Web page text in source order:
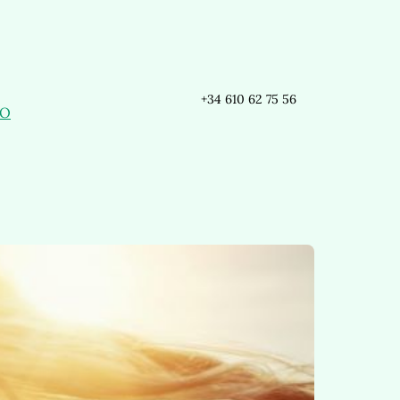
+34 610 62 75 56